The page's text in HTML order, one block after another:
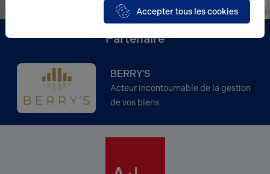
Partenaire
BERRY'S
Acteur incontournable de la gestion
de vos biens
Accepter tous les cookies